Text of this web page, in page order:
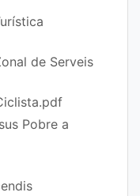
de Serveis
Pobre a